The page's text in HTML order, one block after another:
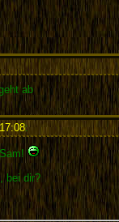
ab
:
bei dir?